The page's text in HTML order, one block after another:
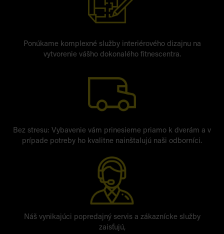
Ponúkame komplexné služby interiérového dizajnu na
vytvorenie vášho dokonalého fitnescentra.
Bez stresu: Vybavenie vám prinesieme priamo k dverám a v
prípade potreby ho kvalitne nainštalujú naši odborníci.
Náš vynikajúci popredajný servis a zákaznícke služby
zaisťujú,